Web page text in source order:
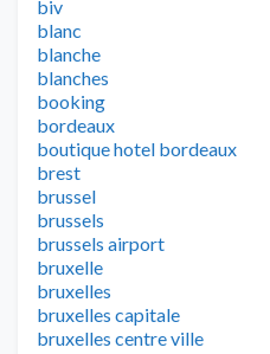
biv
blanc
blanche
blanches
booking
bordeaux
boutique hotel bordeaux
brest
brussel
brussels
brussels airport
bruxelle
bruxelles
bruxelles capitale
bruxelles centre ville